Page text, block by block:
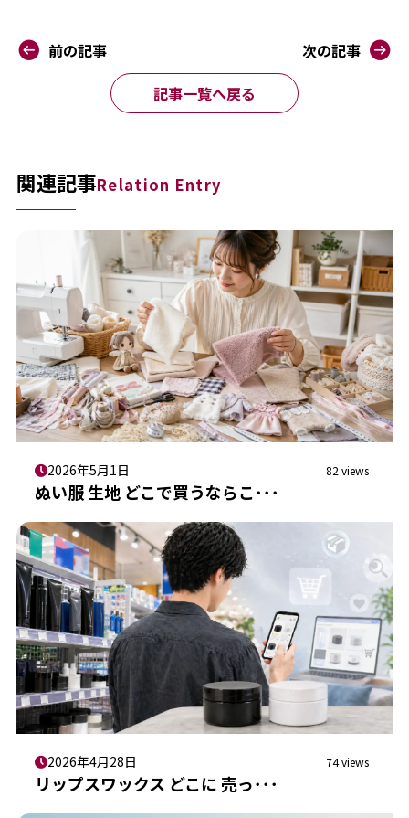
前の記事
記事一覧へ戻る
次の記事
関連記事Relation Entry
2026年5月1日 82 views
ぬい服 生地 どこで買うならこ･･･
2026年4月28日 74 views
リップスワックス どこに 売っ･･･